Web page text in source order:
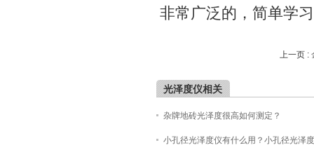
非常广泛的，简单学
上一页 :
光泽度仪相关
杂牌地砖光泽度很高如何测定？
小孔径光泽度仪有什么用？小孔径光泽